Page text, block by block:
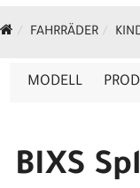
FAHRRÄDER
MODELL
BIXS